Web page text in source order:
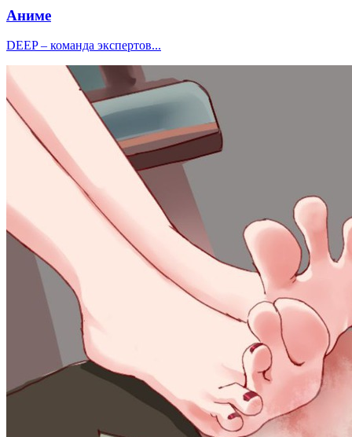
Аниме
DEEP – команда экспертов...